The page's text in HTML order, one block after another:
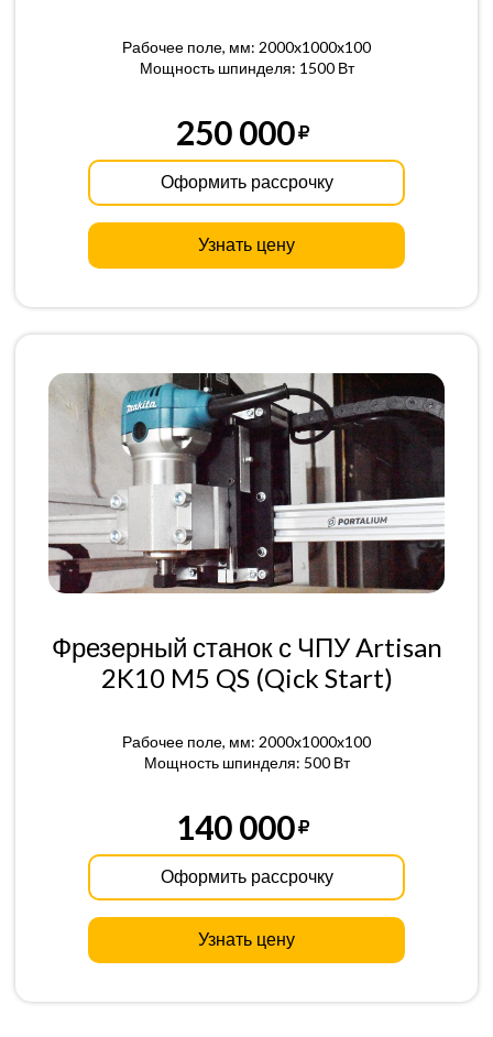
Рабочее поле, мм: 2000x1000x100
Мощность шпинделя: 1500 Вт
250 000
Оформить рассрочку
Узнать цену
Фрезерный станок с ЧПУ Artisan
2K10 M5 QS (Qick Start)
Рабочее поле, мм: 2000x1000x100
Мощность шпинделя: 500 Вт
140 000
Оформить рассрочку
Узнать цену